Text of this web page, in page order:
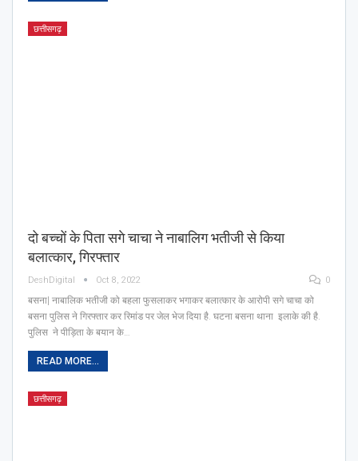
छत्तीसगढ़
दो बच्चों के पिता सगे चाचा ने नाबालिग भतीजी से किया
बलात्कार, गिरफ्तार
DeshDigital Oct 8, 2022 0
बसना| नाबालिक भतीजी को बहला फुसलाकर भगाकर बलात्कार के आरोपी सगे चाचा को
बसना पुलिस ने गिरफ्तार कर रिमांड पर जेल भेज दिया है. घटना बसना थाना इलाके की है.
पुलिस ने पीड़िता के बयान के…
READ MORE...
छत्तीसगढ़